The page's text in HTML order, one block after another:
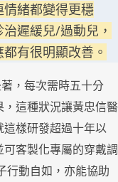
緒都變得更穩
遲緩兒/過動兒，
有很明顯改善。
，每次需時五十分
這種狀況讓黃忠信醫
樣研發超過十年以
客製化專屬的穿戴調
行動自如，亦能協助